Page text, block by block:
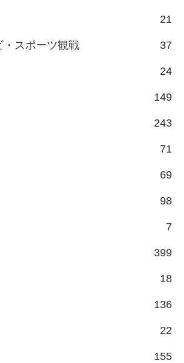
21
・スポーツ観戦 37
24
149
243
71
69
98
7
399
18
136
22
155